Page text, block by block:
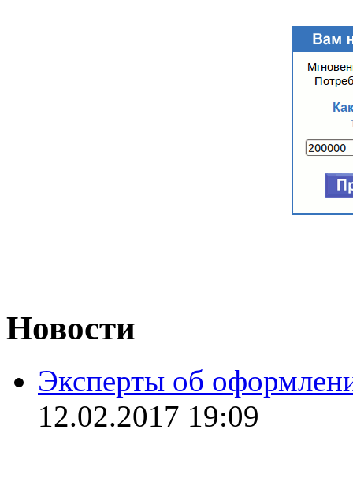
Новости
Эксперты об
12.02.2017 19:09